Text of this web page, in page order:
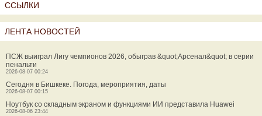
ССЫЛКИ
ЛЕНТА НОВОСТЕЙ
ПСЖ выиграл Лигу чемпионов 2026, обыграв &quot;Арсенал&quot; в серии
пенальти
2026-08-07 00:24
Сегодня в Бишкеке. Погода, мероприятия, даты
2026-08-07 00:15
Ноутбук со складным экраном и функциями ИИ представила Huawei
2026-08-06 23:44